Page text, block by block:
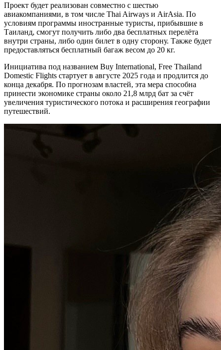
Проект будет реализован совместно с шестью
авиакомпаниями, в том числе Thai Airways и AirAsia. По
условиям программы иностранные туристы, прибывшие в
Таиланд, смогут получить либо два бесплатных перелёта
внутри страны, либо один билет в одну сторону. Также будет
предоставляться бесплатный багаж весом до 20 кг.
Инициатива под названием Buy International, Free Thailand
Domestic Flights стартует в августе 2025 года и продлится до
конца декабря. По прогнозам властей, эта мера способна
принести экономике страны около 21,8 млрд бат за счёт
увеличения туристического потока и расширения географии
путешествий.